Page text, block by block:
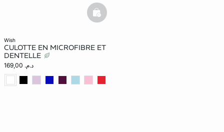
wish
CULOTTE EN MICROFIBRE ET
DENTELLE
د.م. 169,00
basketfull